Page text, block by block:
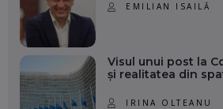
EMILIAN ISAILĂ
Visul unui post la
și realitatea din
IRINA OLTEANU